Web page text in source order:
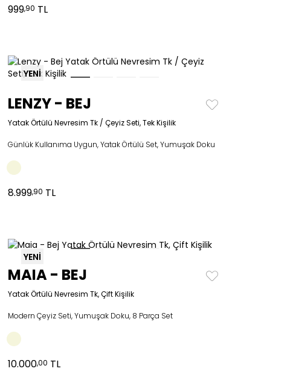
999,90 TL
YENİ
LENZY - BEJ
Yatak Örtülü Nevresim Tk / Çeyiz Seti, Tek Kişilik
Günlük Kullanıma Uygun, Yatak Örtülü Set, Yumuşak Doku
8.999,90 TL
YENİ
MAIA - BEJ
Yatak Örtülü Nevresim Tk, Çift Kişilik
Modern Çeyiz Seti, Yumuşak Doku, 8 Parça Set
10.000,00 TL